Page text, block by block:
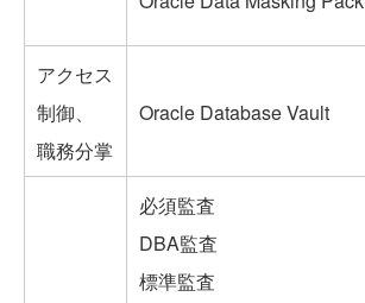
アクセス
制御、
職務分掌
Oracle Database Vault
必須監査
DBA監査
標準監査